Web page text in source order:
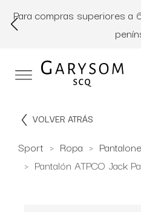
Para compras superiores
VOLVER ATRÁS
Sport Ropa
Pantalón ATPCO Jack